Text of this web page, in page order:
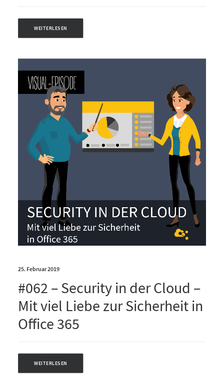
WEITERLESEN
25. Februar 2019
#062 – Security in der Cloud –
Mit viel Liebe zur Sicherheit in
Office 365
WEITERLESEN